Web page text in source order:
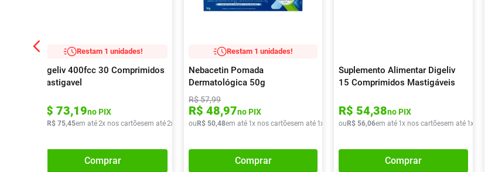
Restam 1 unidades!
Digeliv 400fcc 30 Comprimidos
Mastigavel
R$ 73,19no PIX
R$ 75,45em até2x nos cartõesem até2x de R$ 37,72
Comprar
Restam 1 unidades!
Nebacetin Pomada
Dermatológica 50g
R$57,99
R$ 48,97no PIX
ou R$ 50,48em até 1x nos cartõesem até 1x de R$ 50,48
Comprar
Suplemento Alimentar Digeliv
15 Comprimidos Mastigáveis
R$ 54,38no PIX
ou R$ 56,06em até 1x nos cartõesem até 1x de
Comprar